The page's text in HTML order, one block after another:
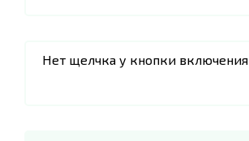
Нет щелчка у кнопки включения